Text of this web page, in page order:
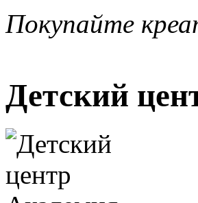
Покупайте
Детский